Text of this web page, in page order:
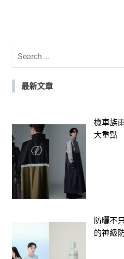
Search
最新文章
機車族
大重點
防曬不
的神級